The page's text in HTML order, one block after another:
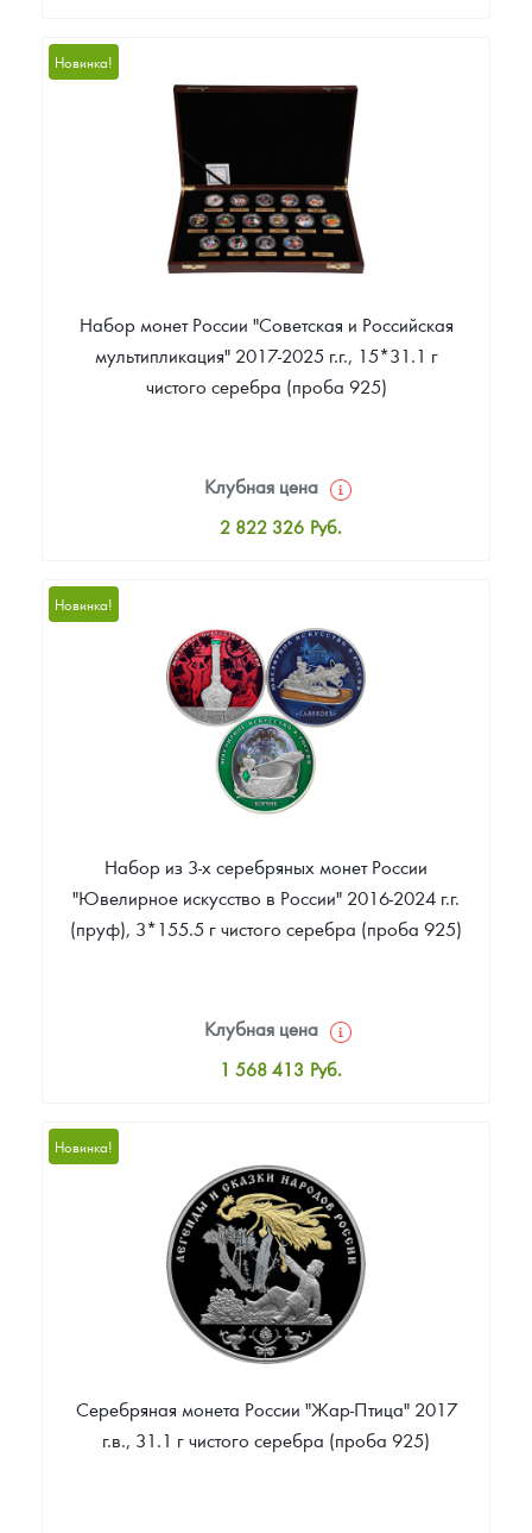
Цена выкупа
Новинка!
Набор монет России "Советская и Российская
мультипликация" 2017-2025 г.г., 15*31.1 г
чистого серебра (проба 925)
Клубная цена
2 822 326 Руб.
Цена выкупа
Звоните
Новинка!
Набор из 3-х серебряных монет России
"Ювелирное искусство в России" 2016-2024 г.г.
(пруф), 3*155.5 г чистого серебра (проба 925)
Клубная цена
1 568 413 Руб.
Цена выкупа
Звоните
Новинка!
Серебряная монета России "Жар-Птица" 2017
г.в., 31.1 г чистого серебра (проба 925)